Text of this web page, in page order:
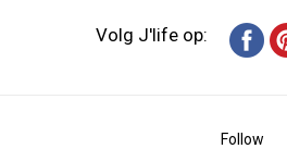
Volg J'life op:
Follow